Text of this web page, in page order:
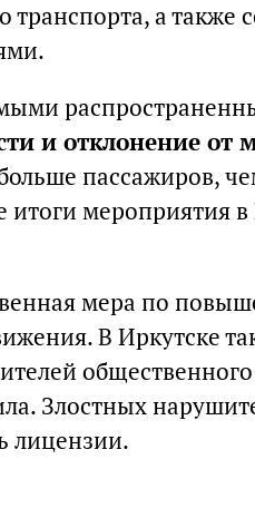
транспорта, а также
и отклонение от
пассажиров,
мероприятия
мера по
В Иркутске
Злостных
лицензии.